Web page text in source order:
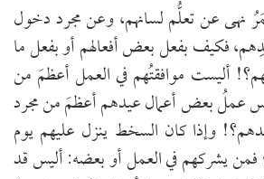
نهى عن تعلُّم لسانهم، وعن مجرد دخول
فكيف بفعل بعض أفعالهم أو بفعل ما
أليست موافقتُهم في العمل أعظمَ من
عملُ بعض أعمال عيدهم أعظمَ من مجرد
وإذا كان السخط ينزل عليهم يوم
يشركهم في العمل أو بعضه: أليس قد